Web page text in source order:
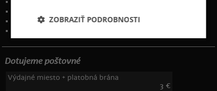
Kontakt:info@bastard.sk
Dotujeme poštovné
Výdajné miesto + platobná brána
3 €
ZOBRAZIŤ PODROBNOSTI